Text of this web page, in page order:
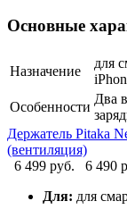
Основные
Назначение
для
Особенности
Два
Держатель Pitaka
(вентиляция)
6 499 руб.
6 490
Для: для